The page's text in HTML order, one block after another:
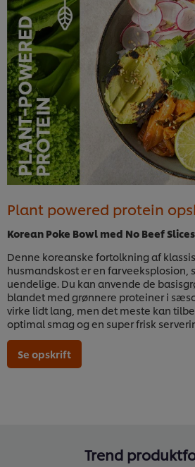
Plant powered protein
Korean Poke Bowl med No Beef Slices
Denne koreanske fortolkning af
husmandskost er en farveeksplosion,
uendelige. Du kan anvende de
blandet med grønnere proteiner i
virke lidt lang, men det meste kan
optimal smag og en super frisk
Se opskrift
Trend